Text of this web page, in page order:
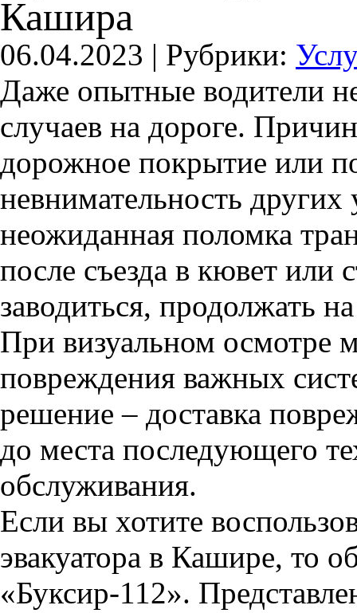
Кашира
06.04.2023 | Рубрики:
Даже опытные водители
случаев на дороге.
дорожное покрытие или
невнимательность
неожиданная поломка
после съезда в кювет или
заводиться, продолжать
При визуальном осмотре
повреждения важных
решение – доставка
до места последующего
обслуживания.
Если вы хотите
эвакуатора в Кашире, то
«Буксир-112».